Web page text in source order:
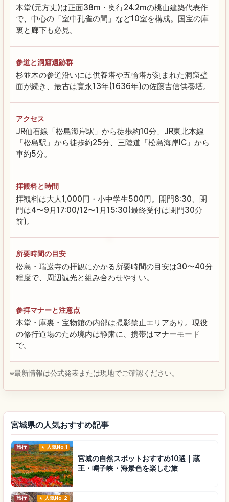
本堂(元方丈)は正面38m・奥行24.2mの桃山建築代表作
で、中心の「室中孔雀の間」など10室を構成。国宝の庫
裏と廊下も必見。
参道と洞窟遺跡群
杉並木の参道沿いには供養塔や五輪塔が刻まれた洞窟壁
面が続き、最古は寛永13年(1636年)の佐藤吉信供養塔。
アクセス
JR仙石線「松島海岸駅」から徒歩約10分、JR東北本線
「松島駅」から徒歩約25分、三陸道「松島海岸IC」から
車約5分。
拝観料と時間
拝観料は大人1,000円・小中学生500円。開門8:30、閉
門は4〜9月17:00/12〜1月15:30(最終受付は閉門30分
前)。
所要時間の目安
松島・瑞巌寺の拝観にかかる所要時間の目安は30〜40分
程度で、周辺観光と組み合わせやすい。
参拝マナーと注意点
本堂・庫裏・宝物館の内部は撮影禁止エリアあり。現役
の修行道場のため境内は静粛に、携帯はマナーモード
で。
※最新情報は公式発表または現地でご確認ください。
宮城県の人気おすすめ記事
旅行 人気No.1
宮城の自然スポットおすすめ10選｜蔵
王・鳴子峡・海景色を楽しむ旅
旅行 人気No.2